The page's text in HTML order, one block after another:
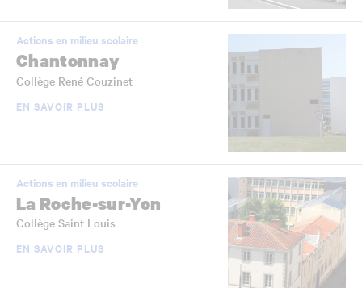
Actions en milieu scolaire
Chantonnay
Collège René Couzinet
EN SAVOIR PLUS
Actions en milieu scolaire
La Roche-sur-Yon
Collège Saint Louis
EN SAVOIR PLUS